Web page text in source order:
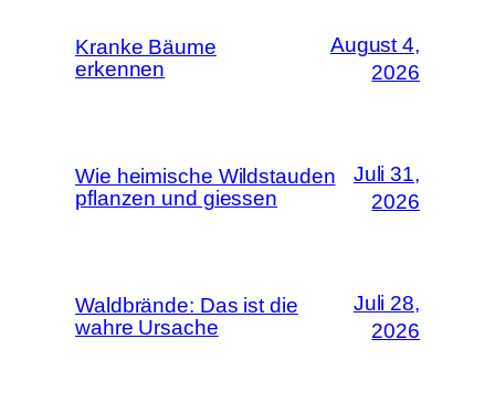
Kranke Bäume
erkennen
August 4,
2026
Wie heimische Wildstauden
pflanzen und giessen
Juli 31,
2026
Waldbrände: Das ist die
wahre Ursache
Juli 28,
2026